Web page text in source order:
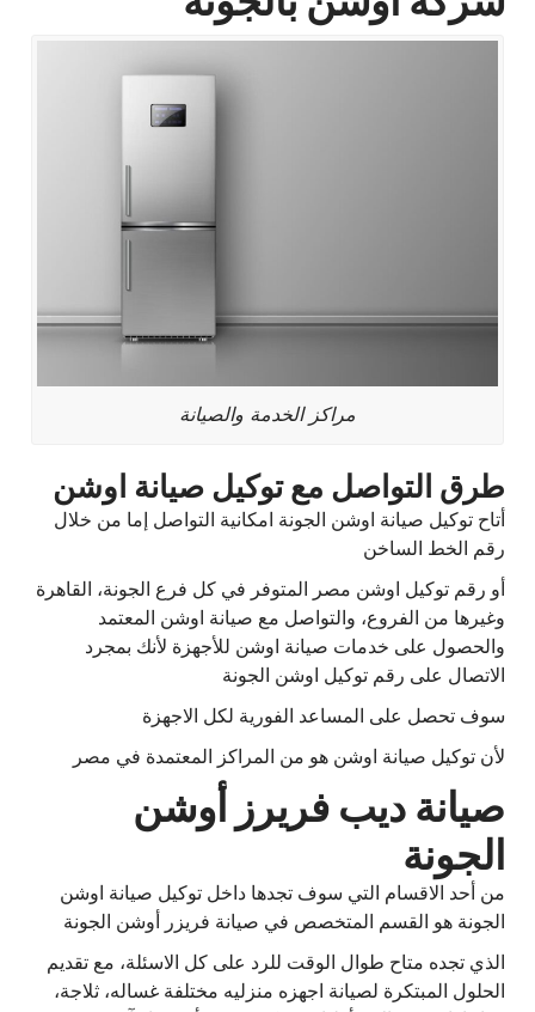
مراكز الخدمة والصيانة
طرق التواصل مع توكيل صيانة اوشن
أتاح توكيل صيانة اوشن الجونة امكانية التواصل إما من خلال
رقم الخط الساخن
أو رقم توكيل اوشن مصر المتوفر في كل فرع الجونة، القاهرة
وغيرها من الفروع، والتواصل مع صيانة اوشن المعتمد
والحصول على خدمات صيانة اوشن للأجهزة لأنك بمجرد
الاتصال على رقم توكيل اوشن الجونة
سوف تحصل على المساعد الفورية لكل الاجهزة
لأن توكيل صيانة اوشن هو من المراكز المعتمدة في مصر
صيانة ديب فريرز أوشن
الجونة
من أحد الاقسام التي سوف تجدها داخل توكيل صيانة اوشن
الجونة هو القسم المتخصص في صيانة فريزر أوشن الجونة
الذي تجده متاح طوال الوقت للرد على كل الاسئلة، مع تقديم
الحلول المبتكرة لصيانة اجهزه منزليه مختلفة غساله، ثلاجة،